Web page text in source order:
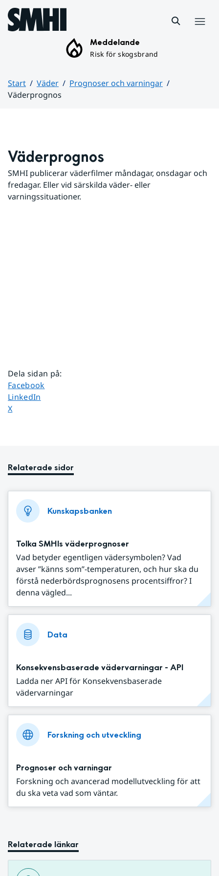
Hoppa till sidans innehåll
Meddelande
Risk för skogsbrand
Start Väder
Prognoser och varningar
Väderprognos
Väderprognos
SMHI publicerar väderfilmer måndagar, onsdagar och
fredagar. Eller vid särskilda väder- eller
varningssituationer.
Dela sidan på:
Dela sidan på
Facebook
Dela sidan på
LinkedIn
Dela sidan på
X
Relaterade sidor
Kunskapsbanken
Tolka SMHIs väderprognoser
Vad betyder egentligen vädersymbolen? Vad
avser ”känns som”-temperaturen, och hur ska du
förstå nederbördsprognosens procentsiffror? I
denna vägled...
Data
Konsekvensbaserade vädervarningar - API
Ladda ner API för Konsekvensbaserade
vädervarningar
Forskning och utveckling
Prognoser och varningar
Forskning och avancerad modellutveckling för att
du ska veta vad som väntar.
Relaterade länkar